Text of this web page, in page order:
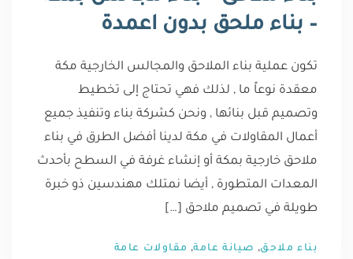
– بناء ملحق بدون اعمدة
تكون عملية بناء الملاحق والمجالس الخارجية مكة
معقدة نوعاً ما , لذلك فهي تحتاج إلى تخطيط
وتصميم قبل بنائها , ونحن كشركة بناء وتنفيذ جميع
أعمال المقاولات في مكة لدينا أفضل الطرق في بناء
ملاحق خارجية بمكة أو إنشاء غرفة في السطح بأحدث
المعدات المتطورة , أيضا نمتلك مهندسين ذو خبرة
طويلة في تصميم ملاحق […]
بناء ملاحق, صيانة عامة, مقاولات عامة